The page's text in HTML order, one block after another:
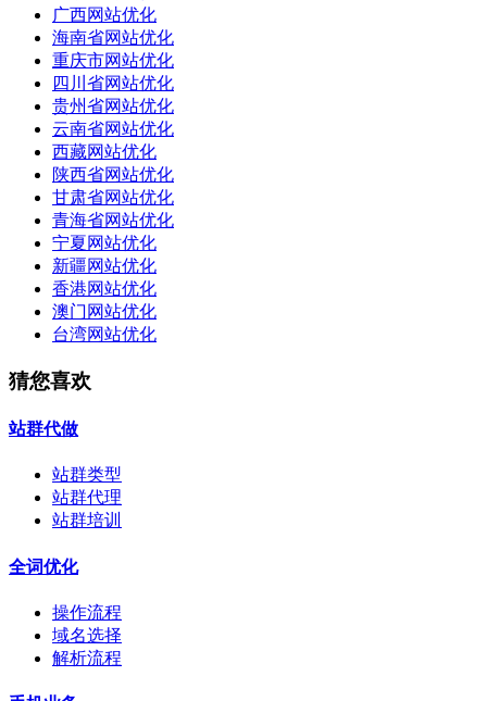
广西网站优化
海南省网站优化
重庆市网站优化
四川省网站优化
贵州省网站优化
云南省网站优化
西藏网站优化
陕西省网站优化
甘肃省网站优化
青海省网站优化
宁夏网站优化
新疆网站优化
香港网站优化
澳门网站优化
台湾网站优化
猜您喜欢
站群代做
站群类型
站群代理
站群培训
全词优化
操作流程
域名选择
解析流程